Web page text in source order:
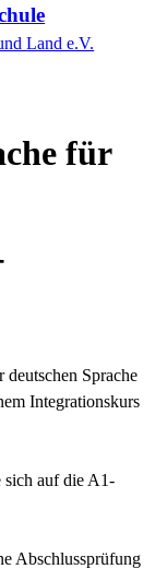
Land e.V.
für
Sprache
Integrationskurs
sich auf die A1-
Abschlussprüfung